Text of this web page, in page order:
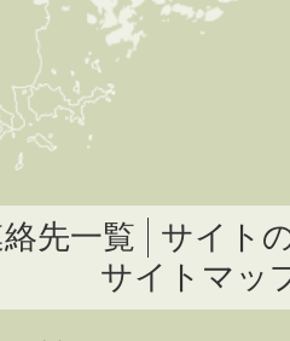
先一覧
サイト
サイトマッ